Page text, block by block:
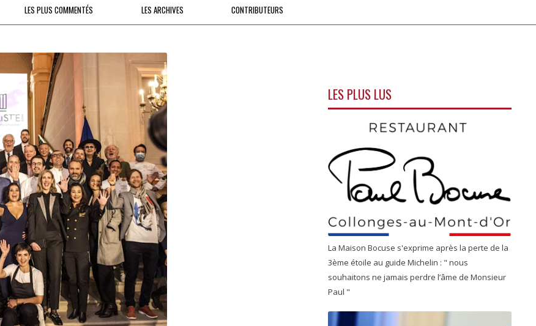
CHEFS & ACTUALITÉS
À LA PETITE CUILLÈRE
DESTIN DE FEMME
V…DE VOYAGE
LES PLUS COMMENTÉS LES ARCHIVES CONTRIBUTEURS
LES PLUS LUS
La Maison Bocuse s'exprime après la perte de la
3ème étoile au guide Michelin : " nous
souhaitons ne jamais perdre l’âme de Monsieur
Paul "